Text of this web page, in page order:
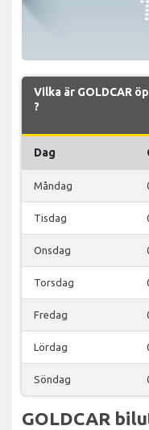
Vilka är GOLDCAR
?
Dag
Måndag
Tisdag
Onsdag
Torsdag
Fredag
Lördag
Söndag
GOLDCAR